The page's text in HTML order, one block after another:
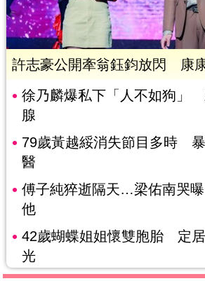
許志豪公開牽翁鈺鈞放閃 康
徐乃麟爆私下「人不如狗」
腺
79歲黃越綏消失節目多時
醫
傅子純猝逝隔天…梁佑南哭曝
他
42歲蝴蝶姐姐懷雙胞胎 定
光